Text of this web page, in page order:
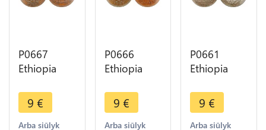
P0667
Ethiopia
5 Cents
George V
1933 -
9 €
Arba siūlyk
P0666
Ethiopia
10 Cents
George VI
1943 SA AU
9 €
Arba siūlyk
P0661
Ethiopia
Shilling
George V
1924 Silver
9 €
Arba siūlyk